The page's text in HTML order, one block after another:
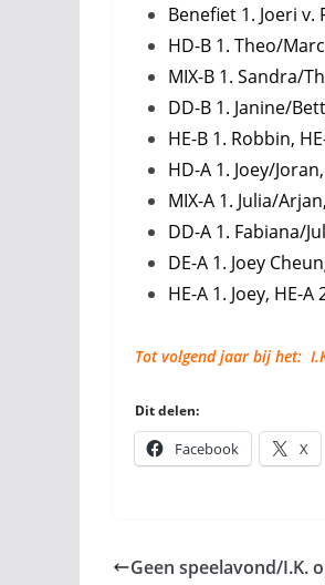
Benefiet 1. Joeri
HD-B 1. Theo/
MIX-B 1. Sandra/
DD-B 1. Janine/
HE-B 1. Robbin,
HD-A 1. Joey/
MIX-A 1. Julia/
DD-A 1. Fabiana/
DE-A 1. Joey
HE-A 1. Joey, HE-A
Tot volgend jaar bij het:
Dit delen:
Facebook X
Geen speelavond/I.K.